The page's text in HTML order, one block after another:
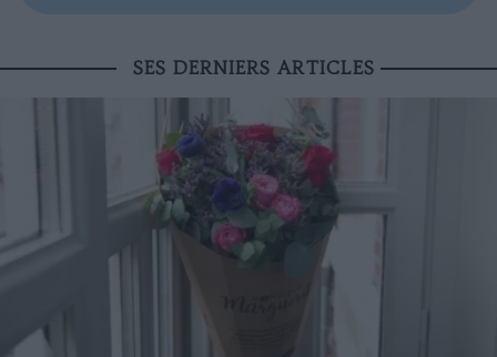
SES DERNIERS ARTICLES